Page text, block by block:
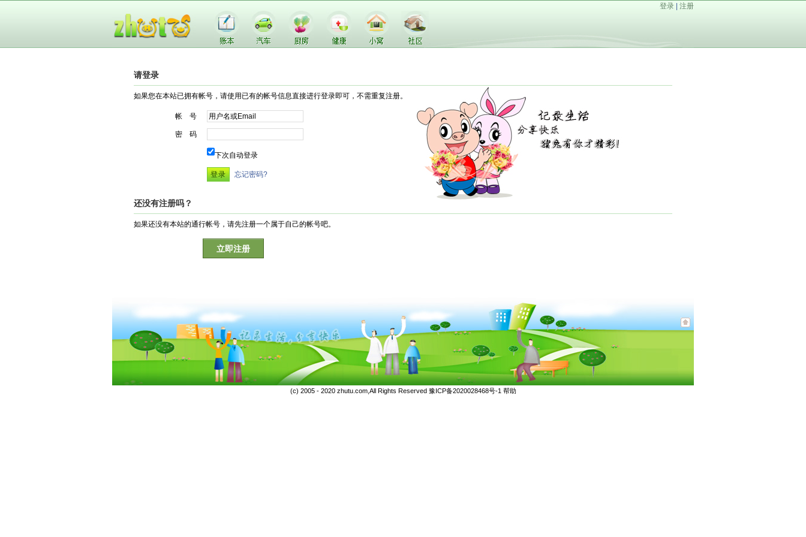
登录 注册
请登录
如果您在本站已拥有帐号，请使用已有的帐号信息直接进行登录即可，不需重复注册。
帐 号
密 码
下次自动登录
忘记密码?
还没有注册吗？
如果还没有本站的通行帐号，请先注册一个属于自己的帐号吧。
立即注册
(c) 2005 - 2020 zhutu.com,All Rights Reserved 豫ICP备2020028468号-1 帮助